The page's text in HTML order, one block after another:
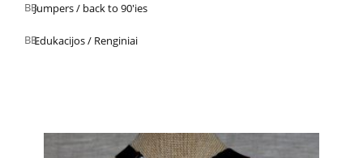
Jumpers / back to 90'ies
Edukacijos / Renginiai